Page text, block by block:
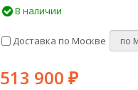
В наличии
Доставка по Москве
513 900 ₽